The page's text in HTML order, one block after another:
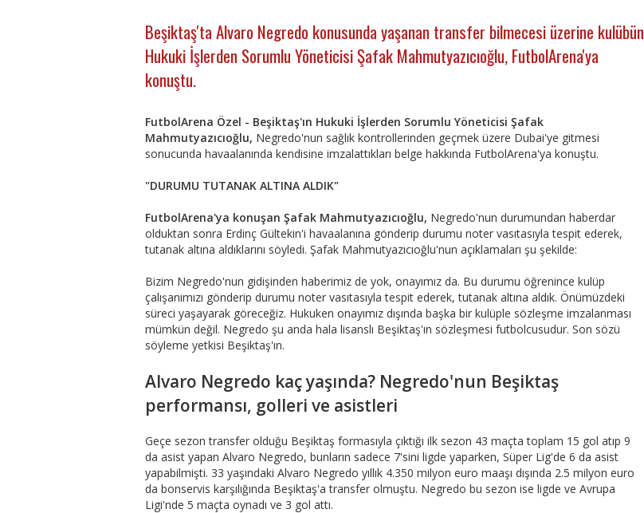
Beşiktaş'ta Alvaro Negredo konusunda yaşanan transfer bilmecesi üzerine kulübün
Hukuki İşlerden Sorumlu Yöneticisi Şafak Mahmutyazıcıoğlu, FutbolArena'ya
konuştu.
FutbolArena Özel - Beşiktaş'ın Hukuki İşlerden Sorumlu Yöneticisi Şafak
Mahmutyazıcıoğlu, Negredo'nun sağlık kontrollerinden geçmek üzere Dubai'ye gitmesi
sonucunda havaalanında kendisine imzalattıkları belge hakkında FutbolArena'ya konuştu.
"DURUMU TUTANAK ALTINA ALDIK"
FutbolArena'ya konuşan Şafak Mahmutyazıcıoğlu, Negredo'nun durumundan haberdar
olduktan sonra Erdinç Gültekin'i havaalanına gönderip durumu noter vasıtasıyla tespit ederek,
tutanak altına aldıklarını söyledi. Şafak Mahmutyazıcıoğlu'nun açıklamaları şu şekilde:
Bizim Negredo'nun gidişinden haberimiz de yok, onayımız da. Bu durumu öğrenince kulüp
çalışanımızı gönderip durumu noter vasıtasıyla tespit ederek, tutanak altına aldık. Önümüzdeki
süreci yaşayarak göreceğiz. Hukuken onayımız dışında başka bir kulüple sözleşme imzalanması
mümkün değil. Negredo şu anda hala lisanslı Beşiktaş'ın sözleşmesi futbolcusudur. Son sözü
söyleme yetkisi Beşiktaş'ın.
Alvaro Negredo kaç yaşında? Negredo'nun Beşiktaş
performansı, golleri ve asistleri
Geçe sezon transfer olduğu Beşiktaş formasıyla çıktığı ilk sezon 43 maçta toplam 15 gol atıp 9
da asist yapan Alvaro Negredo, bunların sadece 7'sini ligde yaparken, Süper Lig'de 6 da asist
yapabilmişti. 33 yaşındaki Alvaro Negredo yıllık 4.350 milyon euro maaşı dışında 2.5 milyon euro
da bonservis karşılığında Beşiktaş'a transfer olmuştu. Negredo bu sezon ise ligde ve Avrupa
Ligi'nde 5 maçta oynadı ve 3 gol attı.